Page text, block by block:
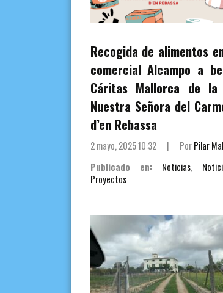
Recogida de alimentos
comercial Alcampo a
Cáritas Mallorca de la
Nuestra Señora del
d’en Rebassa
2 mayo, 2025 10:32 | PorPilar
Publicado en:
Noticias,
Proyectos